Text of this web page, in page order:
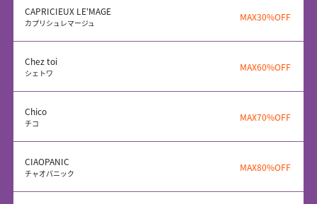
CAPRICIEUX LE'MAGE
カプリシュレマージュ
MAX30%OFF
Chez toi
シェトワ
MAX60%OFF
Chico
チコ
MAX70%OFF
CIAOPANIC
チャオパニック
MAX80%OFF